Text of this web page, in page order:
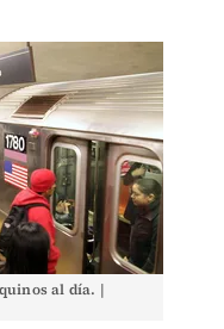
al día. |